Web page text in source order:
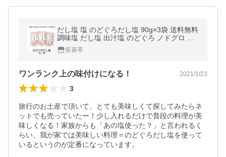
だし塩 塩 のどぐろだし塩 90g×3袋 送料無料
調味塩 だし塩 出汁塩 のどぐろ ノドグロ 喉
黒 美味しい はぎの食品 家事ヤロウ
笑喜亭
ワンランク上の味付けになる！ 2021/1/23
3
旅行のお土産で頂いて、とても美味しくて探してみたらネ
ットでも売っていたー！少し入れるだけで普段の料理が美
味しくなる！家族からも「あの塩使った？」と言われるく
らい、我が家では美味しい料理＝のどぐろだし塩を使って
いるというのが定番になっています。